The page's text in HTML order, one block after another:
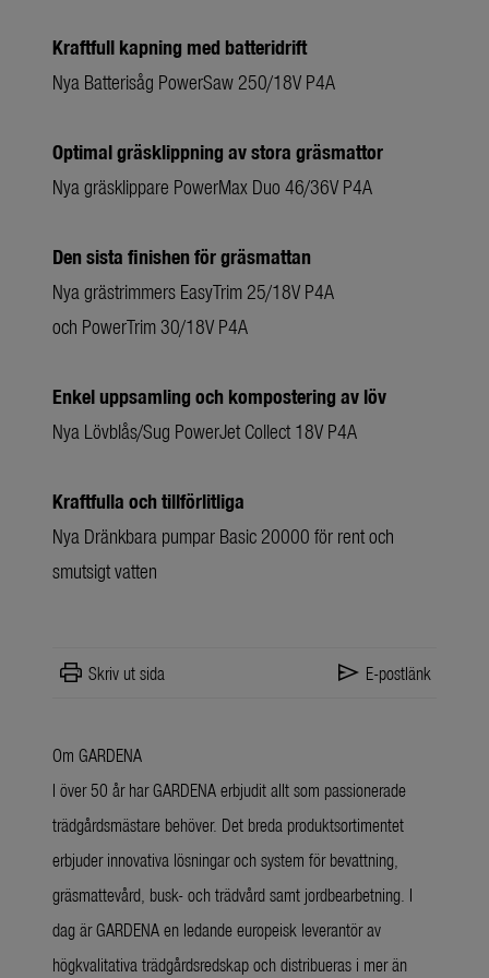
Kraftfull kapning med batteridrift
Nya Batterisåg PowerSaw 250/18V P4A
Optimal gräsklippning av stora gräsmattor
Nya gräsklippare PowerMax Duo 46/36V P4A
Den sista finishen för gräsmattan
Nya grästrimmers EasyTrim 25/18V P4A
och PowerTrim 30/18V P4A
Enkel uppsamling och kompostering av löv
Nya Lövblås/Sug PowerJet Collect 18V P4A
Kraftfulla och tillförlitliga
Nya Dränkbara pumpar Basic 20000 för rent och
smutsigt vatten
print Skriv ut sida send E-postlänk
Om GARDENA
I över 50 år har GARDENA erbjudit allt som passionerade
trädgårdsmästare behöver. Det breda produktsortimentet
erbjuder innovativa lösningar och system för bevattning,
gräsmattevård, busk- och trädvård samt jordbearbetning. I
dag är GARDENA en ledande europeisk leverantör av
högkvalitativa trädgårdsredskap och distribueras i mer än